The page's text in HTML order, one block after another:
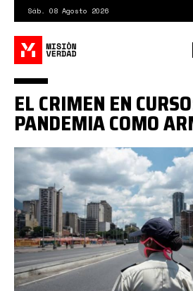
contenido
principal
Sáb. 08 Agosto 2026
0_TSTtZA8mH-
t7VDCA.jpg
EL CRIMEN EN
PANDEMIA COMO